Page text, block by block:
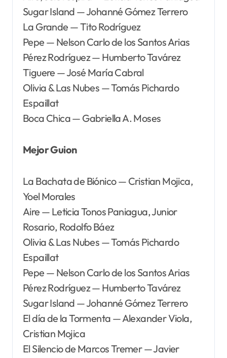
Sugar Island — Johanné Gómez Terrero
La Grande — Tito Rodríguez
Pepe — Nelson Carlo de los Santos Arias
Pérez Rodríguez — Humberto Tavárez
Tiguere — José María Cabral
Olivia & Las Nubes — Tomás Pichardo
Espaillat
Boca Chica — Gabriella A. Moses
Mejor Guion
La Bachata de Biónico — Cristian Mojica,
Yoel Morales
Aire — Leticia Tonos Paniagua, Junior
Rosario, Rodolfo Báez
Olivia & Las Nubes — Tomás Pichardo
Espaillat
Pepe — Nelson Carlo de los Santos Arias
Pérez Rodríguez — Humberto Tavárez
Sugar Island — Johanné Gómez Terrero
El día de la Tormenta — Alexander Viola,
Cristian Mojica
El Silencio de Marcos Tremer — Javier